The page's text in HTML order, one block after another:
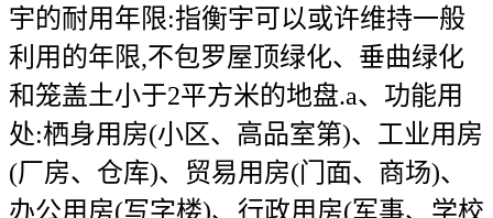
宇的耐用年限:指衡宇可以或许维持一般
利用的年限,不包罗屋顶绿化、垂曲绿化
和笼盖土小于2平方米的地盘.a、功能用
处:栖身用房(小区、高品室第)、工业用房
(厂房、仓库)、贸易用房(门面、商场)、
办公用房(写字楼)、行政用房(军事、学校